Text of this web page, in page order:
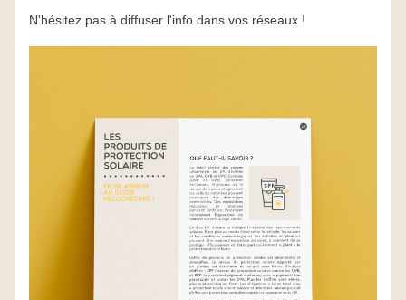
N'hésitez pas à diffuser l'info dans vos réseaux !